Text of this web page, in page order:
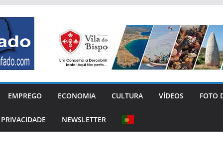
EMPREGO ECONOMIA CULTURA VÍDEOS FOTO
NEWSLETTER